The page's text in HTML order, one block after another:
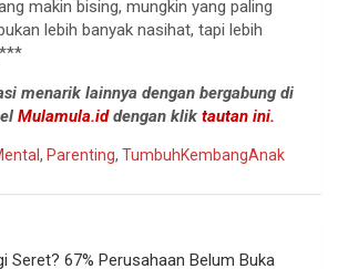
makin bising, mungkin yang paling
lebih banyak nasihat, tapi lebih
***
menarik lainnya dengan bergabung di
Mulamula.iddengan klik tautan ini.
, Parenting, TumbuhKembangAnak
Seret? 67% Perusahaan Belum Buka